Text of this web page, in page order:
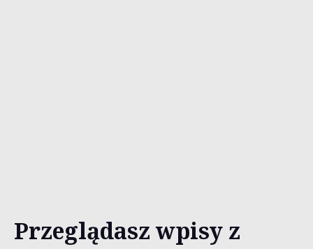
Przeglądasz wpisy z